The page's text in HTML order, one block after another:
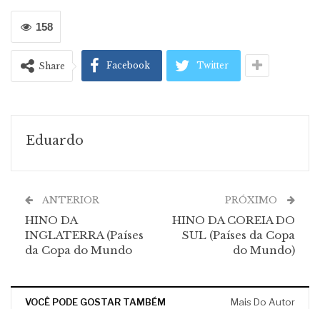
158
Share Facebook Twitter
Eduardo
ANTERIOR
HINO DA
INGLATERRA (Países
da Copa do Mundo
PRÓXIMO
HINO DA COREIA DO
SUL (Países da Copa
do Mundo)
VOCÊ PODE GOSTAR TAMBÉM Mais Do Autor